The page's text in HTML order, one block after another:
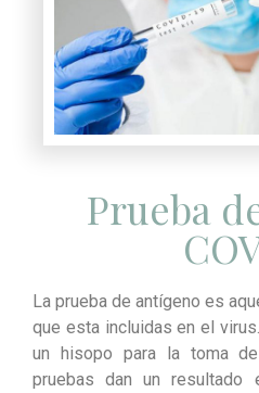
Prueba
La prueba de antígeno es
que esta incluidas en el
un hisopo para la toma
pruebas dan un resultado